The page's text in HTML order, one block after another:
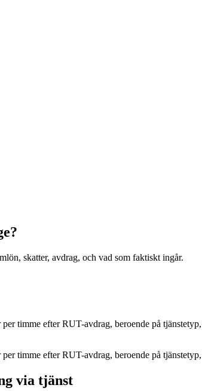
skatter, avdrag, och vad som faktiskt ingår.
timme efter RUT-avdrag, beroende på
timme efter RUT-avdrag, beroende på
via tjänst